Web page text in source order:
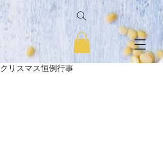
クリスマス恒例行事